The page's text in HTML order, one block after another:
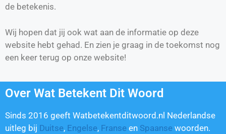
de betekenis.
Wij hopen dat jij ook wat aan de informatie op deze
website hebt gehad. En zien je graag in de toekomst nog
een keer terug op onze website!
Over Wat Betekent Dit Woord
Sinds 2016 geeft Watbetekentditwoord.nl Nederlandse
uitleg bij Duitse, Engelse, Franse en Spaanse woorden.